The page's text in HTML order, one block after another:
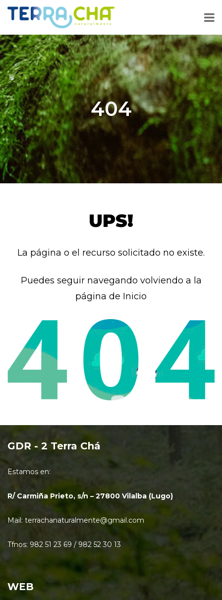
404
UPS!
La página o el recurso solicitado no existe.
Puedes seguir navegando volviendo a la
página de Inicio
GDR - 2 Terra Chá
Estamos en:
R/ Carmiña Prieto, s/n – 27800 Vilalba (Lugo)
Mail: terrachanaturalmente@gmail.com
Tfnos: 982 51 23 69 / 982 52 30 13
WEB